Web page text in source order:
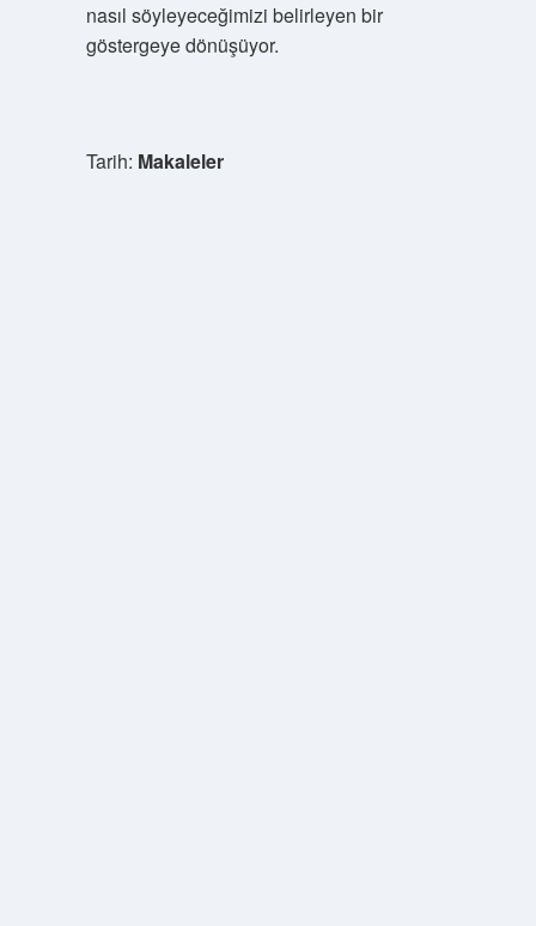
nasıl söyleyeceğimizi belirleyen bir
göstergeye dönüşüyor.
Tarih: Makaleler